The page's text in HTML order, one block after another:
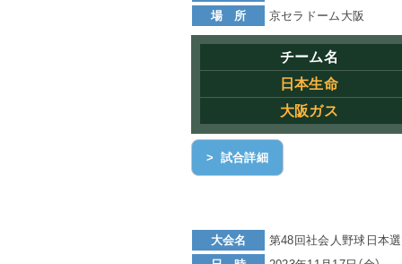
場 所
京セラドーム大阪
チーム名
日本生命
大阪ガス
> 試合詳細
大会名
第48回社会人野球日本